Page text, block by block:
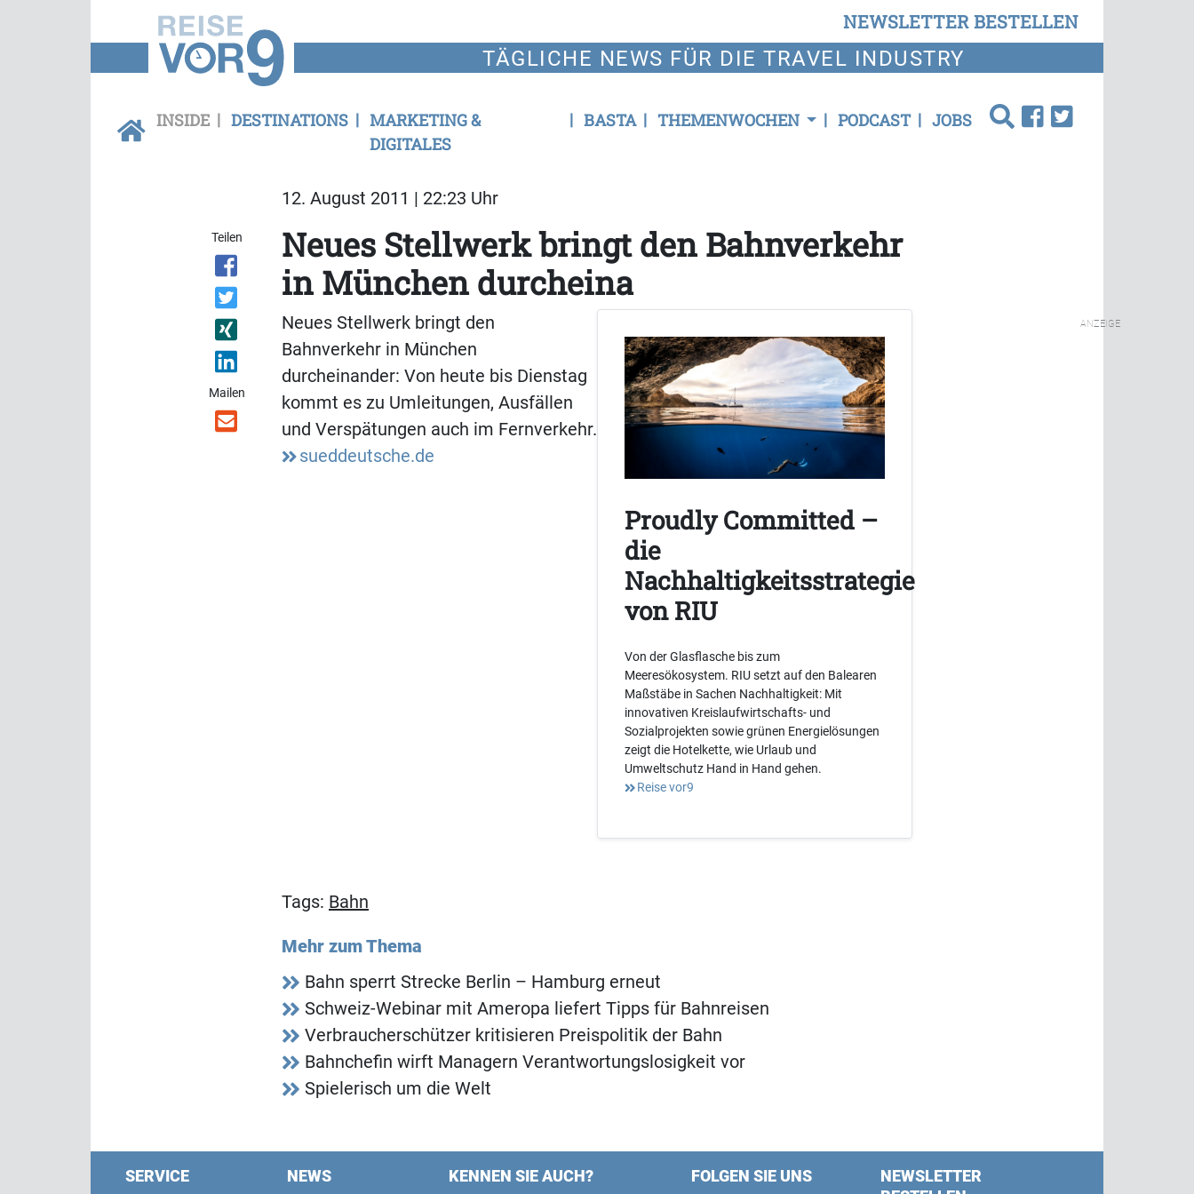
NEWSLETTER BESTELLEN
TÄGLICHE NEWS FÜR DIE TRAVEL INDUSTRY
INSIDE DESTINATIONS
MARKETING &
DIGITALES
BASTA THEMENWOCHEN PODCAST JOBS
12. August 2011 | 22:23 Uhr
Teilen
Mailen
Neues Stellwerk bringt den Bahnverkehr
in München durcheina
ANZEIGE
Proudly Committed –
die
Nachhaltigkeitsstrategie
von RIU
Von der Glasflasche bis zum
Meeresökosystem. RIU setzt auf den Balearen
Maßstäbe in Sachen Nachhaltigkeit: Mit
innovativen Kreislaufwirtschafts- und
Sozialprojekten sowie grünen Energielösungen
zeigt die Hotelkette, wie Urlaub und
Umweltschutz Hand in Hand gehen.
Reise vor9
Neues Stellwerk bringt den
Bahnverkehr in München
durcheinander: Von heute bis Dienstag
kommt es zu Umleitungen, Ausfällen
und Verspätungen auch im Fernverkehr.
sueddeutsche.de
Tags: Bahn
Mehr zum Thema
Bahn sperrt Strecke Berlin – Hamburg erneut
Schweiz-Webinar mit Ameropa liefert Tipps für Bahnreisen
Verbraucherschützer kritisieren Preispolitik der Bahn
Bahnchefin wirft Managern Verantwortungslosigkeit vor
Spielerisch um die Welt
SERVICE NEWS KENNEN SIE AUCH? FOLGEN SIE UNS
NEWSLETTER